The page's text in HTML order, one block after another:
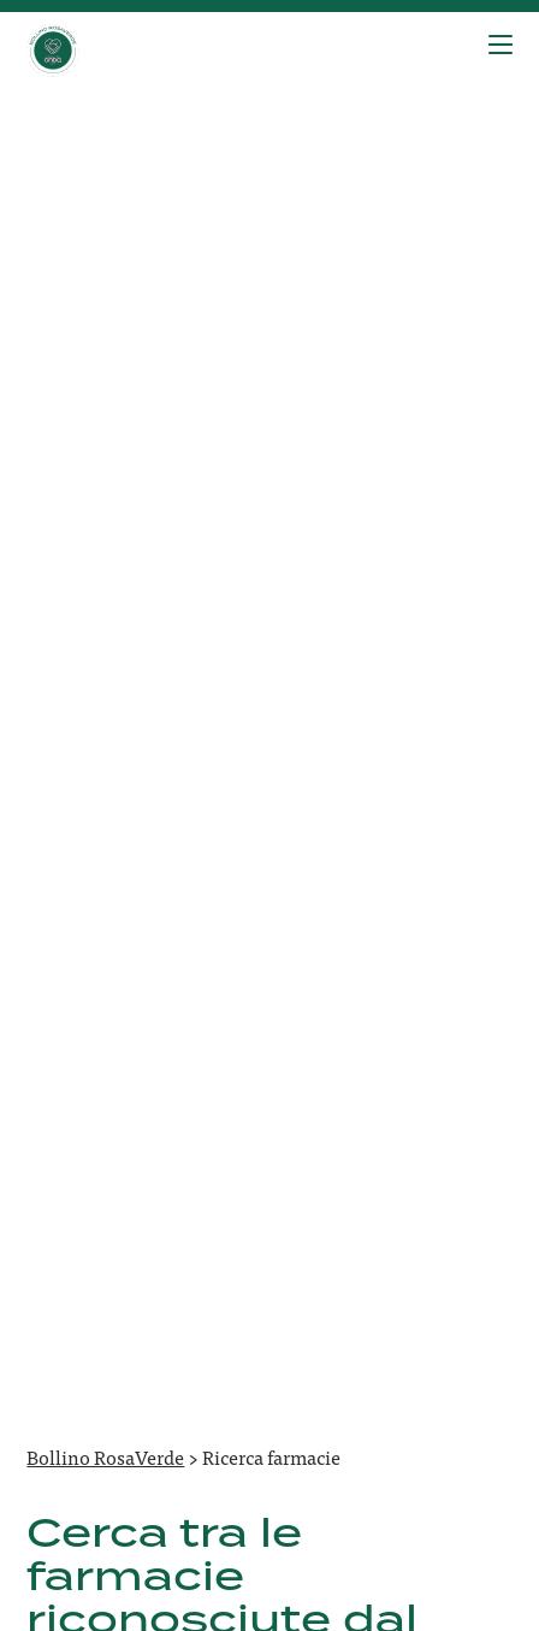
Bollino RosaVerde>Ricerca farmacie
Cerca tra le
farmacie
riconosciute dal